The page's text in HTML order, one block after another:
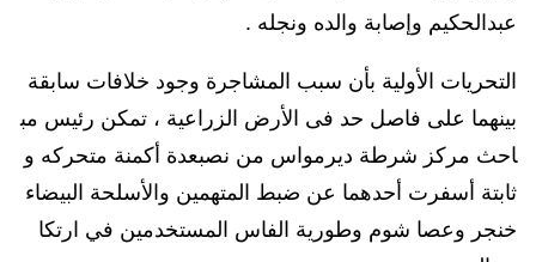
عبدالحكيم وإصابة والده ونجله .
التحريات الأولية بأن سبب المشاجرة وجود خلافات سابقة
بينهما على فاصل حد فى الأرض الزراعية ، تمكن رئيس مب
احث مركز شرطة ديرمواس من نصبعدة أكمنة متحركه و
ثابتة أسفرت أحدهما عن ضبط المتهمين والأسلحة البيضاء
خنجر وعصا شوم وطورية الفاس المستخدمين في ارتكا